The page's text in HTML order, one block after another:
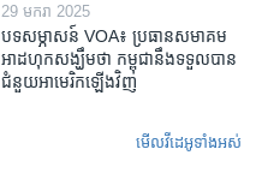
29 មករា 2025
បទសម្ភាសន៍ VOA៖ ប្រធាន​សមាគម​
អាដហុក​សង្ឃឹម​ថា កម្ពុជា​នឹង​ទទួល​បាន​
ជំនួយ​អាមេរិក​ឡើងវិញ
មើល​វីដេអូ​ទាំង​អស់